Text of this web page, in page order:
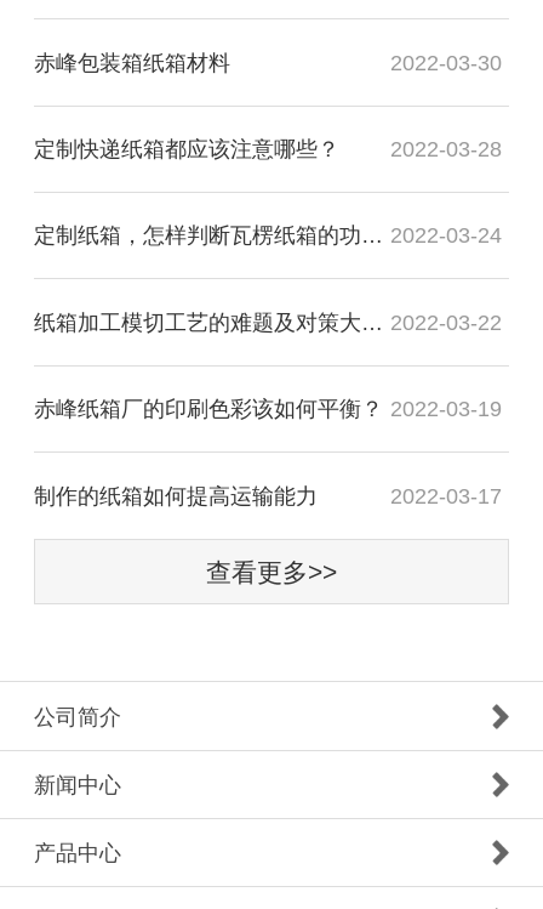
赤峰包装箱纸箱材料 2022-03-30
定制快递纸箱都应该注意哪些？ 2022-03-28
定制纸箱，怎样判断瓦楞纸箱的功能质量是否合格？ 2022-03-24
纸箱加工模切工艺的难题及对策大盘点 2022-03-22
赤峰纸箱厂的印刷色彩该如何平衡？ 2022-03-19
制作的纸箱如何提高运输能力 2022-03-17
查看更多>>
公司简介
新闻中心
产品中心